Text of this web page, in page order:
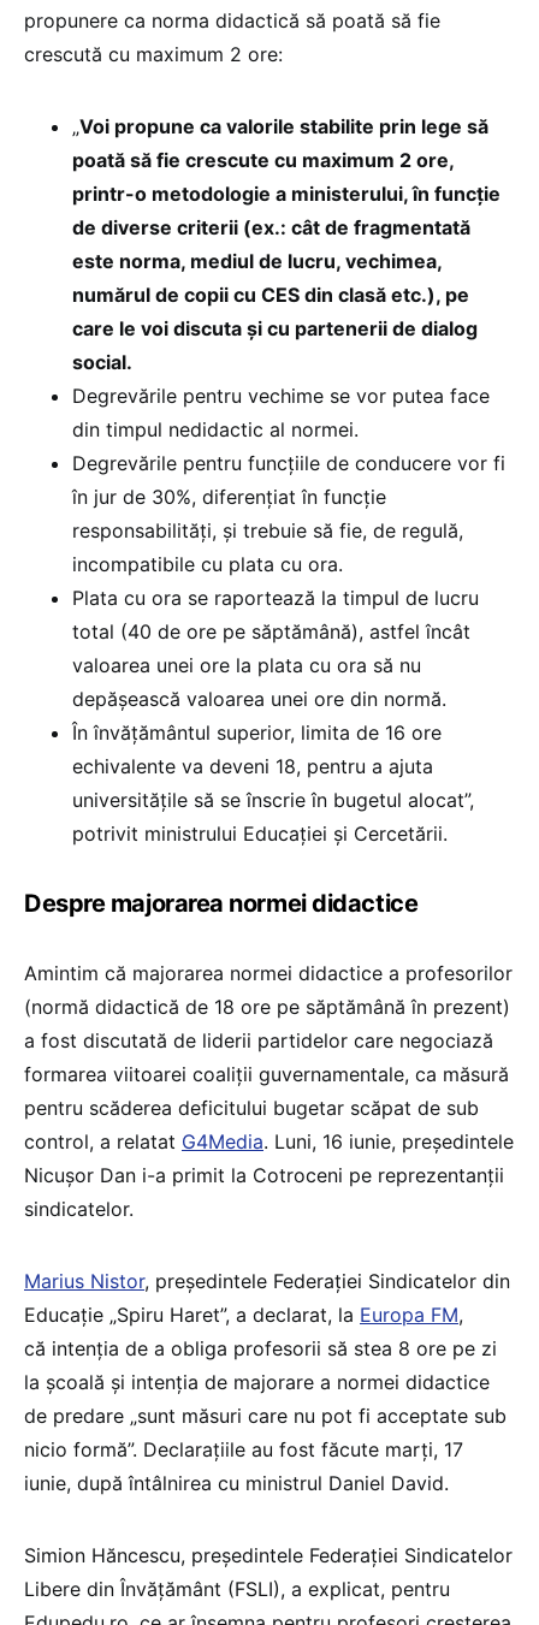
propunere ca norma didactică să poată să fie
crescută cu maximum 2 ore:
„Voi propune ca valorile stabilite prin lege să
poată să fie crescute cu maximum 2 ore,
printr-o metodologie a ministerului, în funcție
de diverse criterii (ex.: cât de fragmentată
este norma, mediul de lucru, vechimea,
numărul de copii cu CES din clasă etc.), pe
care le voi discuta și cu partenerii de dialog
social.
Degrevările pentru vechime se vor putea face
din timpul nedidactic al normei.
Degrevările pentru funcțiile de conducere vor fi
în jur de 30%, diferențiat în funcție
responsabilități, și trebuie să fie, de regulă,
incompatibile cu plata cu ora.
Plata cu ora se raportează la timpul de lucru
total (40 de ore pe săptămână), astfel încât
valoarea unei ore la plata cu ora să nu
depășească valoarea unei ore din normă.
În învățământul superior, limita de 16 ore
echivalente va deveni 18, pentru a ajuta
universitățile să se înscrie în bugetul alocat”,
potrivit ministrului Educației și Cercetării.
Despre majorarea normei didactice
Amintim că majorarea normei didactice a profesorilor
(normă didactică de 18 ore pe săptămână în prezent)
a fost discutată de liderii partidelor care negociază
formarea viitoarei coaliții guvernamentale, ca măsură
pentru scăderea deficitului bugetar scăpat de sub
control, a relatat G4Media. Luni, 16 iunie, preşedintele
Nicuşor Dan i-a primit la Cotroceni pe reprezentanții
sindicatelor.
Marius Nistor, președintele Federației Sindicatelor din
Educație „Spiru Haret”, a declarat, la Europa FM,
că intenția de a obliga profesorii să stea 8 ore pe zi
la școală și intenția de majorare a normei didactice
de predare „sunt măsuri care nu pot fi acceptate sub
nicio formă”. Declarațiile au fost făcute marți, 17
iunie, după întâlnirea cu ministrul Daniel David.
Simion Hăncescu, președintele Federației Sindicatelor
Libere din Învățământ (FSLI), a explicat, pentru